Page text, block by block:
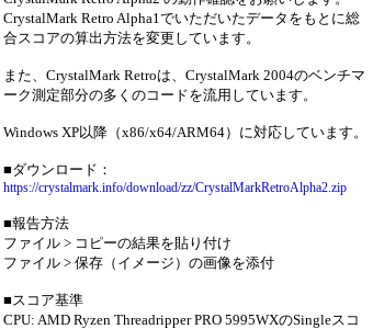
CrystalMark Retro Alpha1でいただいたデータをもとに総
合スコアの算出方法を変更しています。
また、CrystalMark Retroは、CrystalMark 2004のベンチマ
ーク測定部分の多くのコードを流用しています。
Windows XP以降（x86/x64/ARM64）に対応しています。
■ダウンロード：
https://crystalmark.info/download/zz/CrystalMarkRetroAlpha2.zip
■報告方法
ファイル > コピーの結果を貼り付け
ファイル > 保存（イメージ）の画像を添付
■スコア基準
CPU: AMD Ryzen Threadripper PRO 5995WXのSingleスコ